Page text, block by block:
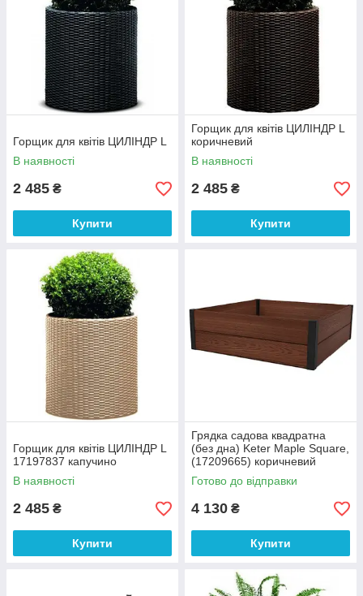
Горщик для квітів ЦИЛІНДР L
В наявності
2 485 ₴
Купити
Горщик для квітів ЦИЛІНДР L
коричневий
В наявності
2 485 ₴
Купити
Горщик для квітів ЦИЛІНДР L
17197837 капучино
В наявності
2 485 ₴
Купити
Грядка садова квадратна
(без дна) Keter Maple Square,
(17209665) коричневий
Готово до відправки
4 130 ₴
Купити